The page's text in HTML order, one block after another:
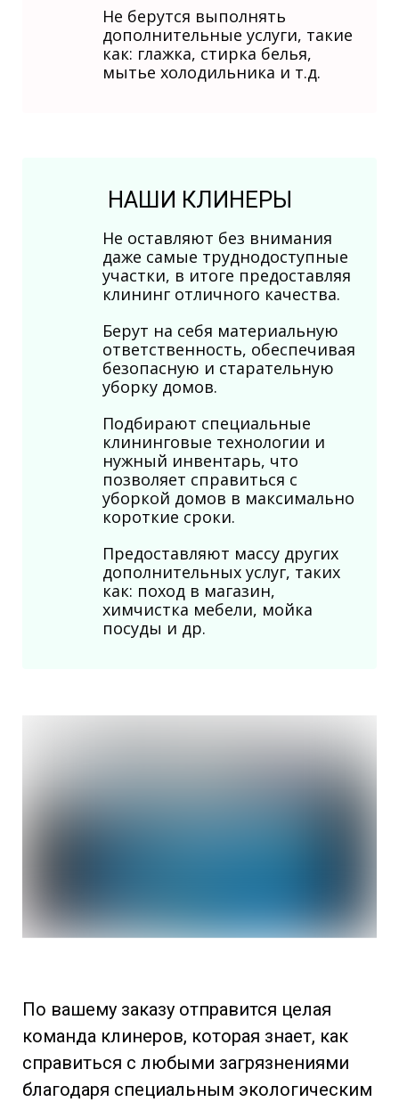
Не берутся выполнять
дополнительные услуги, такие
как: глажка, стирка белья,
мытье холодильника и т.д.
НАШИ КЛИНЕРЫ
Не оставляют без внимания
даже самые труднодоступные
участки, в итоге предоставляя
клининг отличного качества.
Берут на себя материальную
ответственность, обеспечивая
безопасную и старательную
уборку домов.
Подбирают специальные
клининговые технологии и
нужный инвентарь, что
позволяет справиться с
уборкой домов в максимально
короткие сроки.
Предоставляют массу других
дополнительных услуг, таких
как: поход в магазин,
химчистка мебели, мойка
посуды и др.
По вашему заказу отправится целая
команда клинеров, которая знает, как
справиться с любыми загрязнениями
благодаря специальным экологическим